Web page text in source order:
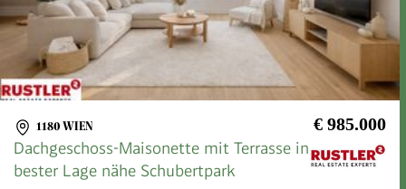
1180 WIEN € 985.000
Dachgeschoss-Maisonette mit Terrasse in
bester Lage nähe Schubertpark